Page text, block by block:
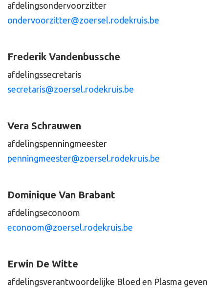
afdelingsondervoorzitter
ondervoorzitter@zoersel.rodekruis.be
Frederik Vandenbussche
afdelingssecretaris
secretaris@zoersel.rodekruis.be
Vera Schrauwen
afdelingspenningmeester
penningmeester@zoersel.rodekruis.be
Dominique Van Brabant
afdelingseconoom
econoom@zoersel.rodekruis.be
Erwin De Witte
afdelingsverantwoordelijke Bloed en Plasma geven